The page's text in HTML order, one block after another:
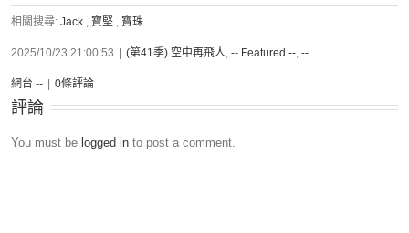
相關搜尋: Jack , 寶堅 , 寶珠
2025/10/23 21:00:53 (第41季) 空中再飛人, -- Featured --, --
網台 -- 0條評論
評論
You must be logged in to post a comment.